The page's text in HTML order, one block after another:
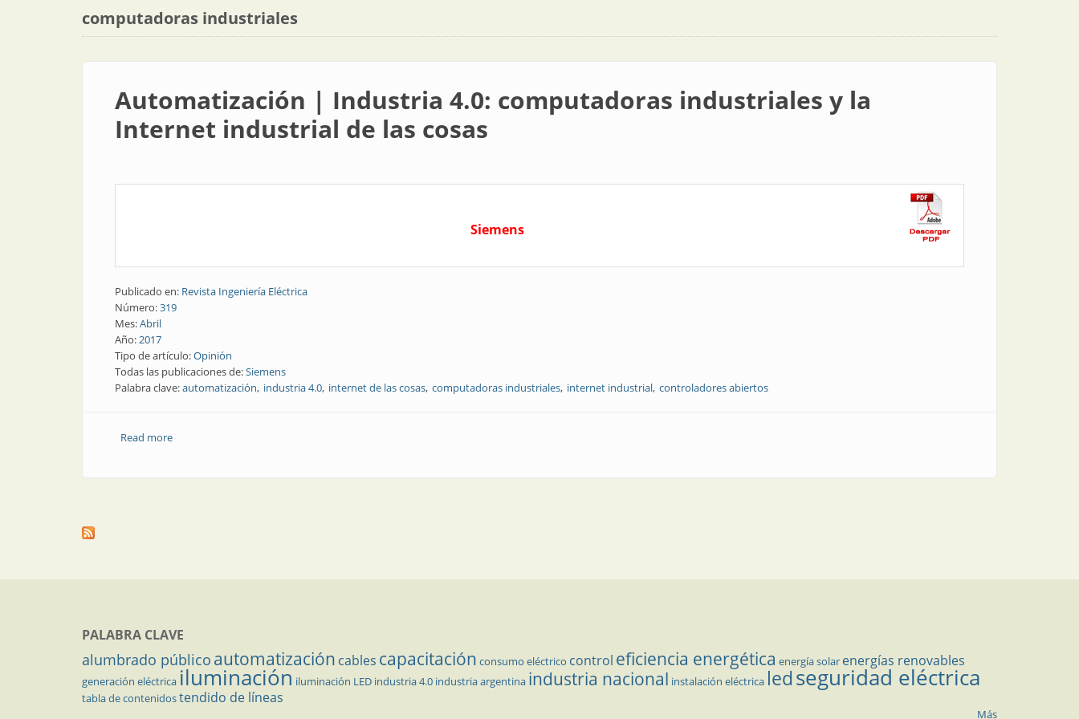
computadoras industriales
Automatización | Industria 4.0: computadoras industriales y la
Internet industrial de las cosas
Siemens
Publicado en: Revista Ingeniería Eléctrica
Número:319
Mes:Abril
Año:2017
Tipo de artículo:Opinión
Todas las publicaciones de:Siemens
Palabra clave:automatización industria 4.0 internet de las cosas computadoras industriales internet industrial controladores abiertos
Read moreabout Automatización | Industria 4.0: computadoras industriales y la Internet industrial de las cosas
PALABRA CLAVE
alumbrado público automatización cables capacitación consumo eléctrico control eficiencia energética energía solar energías renovables
generación eléctrica iluminación iluminación LED industria 4.0 industria argentina industria nacional instalación eléctrica ledseguridad eléctrica
tabla de contenidostendido de líneas
Más